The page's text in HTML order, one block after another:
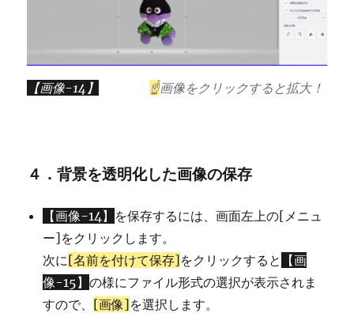
【画像-14】 ☝画像をクリックすると拡大！
４．背景を透明化した画像の保存
【画像-14】 を保存するには、画面左上の[メニュ
ー]をクリックします。
次に[名前を付けて保存]をクリックすると
【画
像-15】の様にファイル形式の選択が表示されま
すので、 [画像]を選択します。